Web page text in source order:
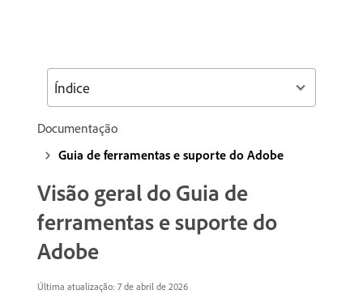
Documentação
Guia de ferramentas e suporte do Adobe
Visão geral do Guia de
ferramentas e suporte do
Adobe
Última atualização: 7 de abril de 2026
Índice